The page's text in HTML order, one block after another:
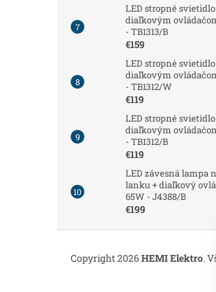
LED stropné
diaľkovým
- TB1313/B
€159
LED stropné
diaľkovým
- TB1312/W
€119
LED stropné
diaľkovým
- TB1312/B
€119
LED závesná lampa
lanku + diaľkový
65W - J4388/B
€199
Copyright 2026HEMI Elektro.